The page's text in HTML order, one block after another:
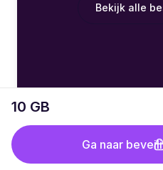
10 GB
Ga naar
Bekijk alle